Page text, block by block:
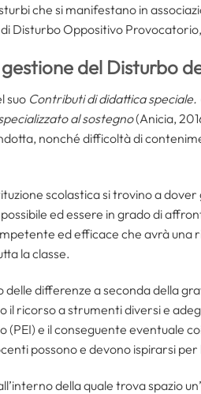
che si manifestano in
Disturbo Oppositivo
del Disturbo
suo Contributi di didattica
al sostegno(Anicia,
nonché difficoltà di
scolastica si trovino a
ed essere in grado di
ed efficace che avrà una
la classe.
delle differenze a seconda della
ricorso a strumenti diversi e
(PEI) e il conseguente eventuale
possono e devono ispirarsi
della quale trova spazio